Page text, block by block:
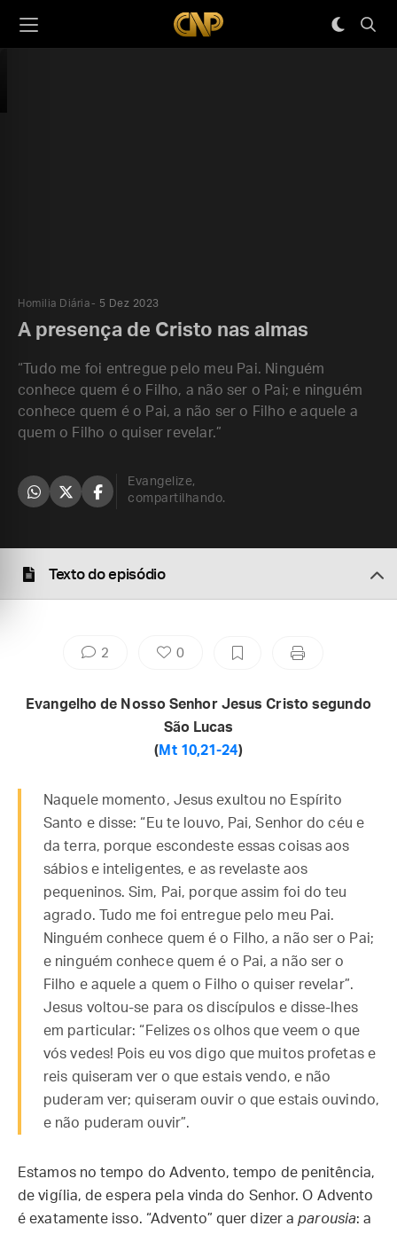
Homilia Diária 5 Dez 2023
A presença de Cristo nas almas
“Tudo me foi entregue pelo meu Pai. Ninguém
conhece quem é o Filho, a não ser o Pai; e ninguém
conhece quem é o Pai, a não ser o Filho e aquele a
quem o Filho o quiser revelar.”
Evangelize,
compartilhando.
Texto do episódio
2 0
Evangelho de Nosso Senhor Jesus Cristo segundo
São Lucas
( Mt 10,21-24)
Naquele momento, Jesus exultou no Espírito
Santo e disse: “Eu te louvo, Pai, Senhor do céu e
da terra, porque escondeste essas coisas aos
sábios e inteligentes, e as revelaste aos
pequeninos. Sim, Pai, porque assim foi do teu
agrado. Tudo me foi entregue pelo meu Pai.
Ninguém conhece quem é o Filho, a não ser o Pai;
e ninguém conhece quem é o Pai, a não ser o
Filho e aquele a quem o Filho o quiser revelar”.
Jesus voltou-se para os discípulos e disse-lhes
em particular: “Felizes os olhos que veem o que
vós vedes! Pois eu vos digo que muitos profetas e
reis quiseram ver o que estais vendo, e não
puderam ver; quiseram ouvir o que estais ouvindo,
e não puderam ouvir”.
Estamos no tempo do Advento, tempo de penitência,
de vigília, de espera pela vinda do Senhor. O Advento
é exatamente isso. “Advento” quer dizer aparousia: a